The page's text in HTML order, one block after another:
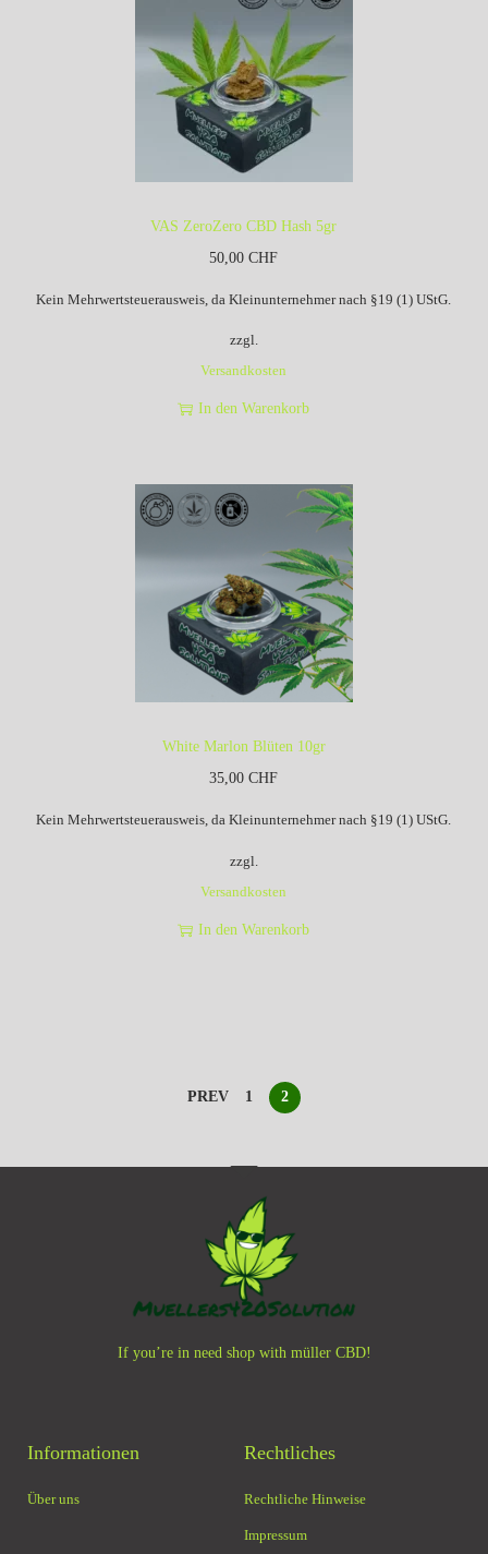
VAS ZeroZero CBD Hash 5gr
50,00CHF
Kein Mehrwertsteuerausweis, da Kleinunternehmer nach §19 (1) UStG.
zzgl.
Versandkosten
In den Warenkorb
White Marlon Blüten 10gr
35,00CHF
Kein Mehrwertsteuerausweis, da Kleinunternehmer nach §19 (1) UStG.
zzgl.
Versandkosten
In den Warenkorb
PREV 1 2
If you’re in need shop with müller CBD!
Informationen
Über uns
Rechtliches
Rechtliche Hinweise
Impressum